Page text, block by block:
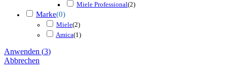
Miele Professional(2)
Marke(0)
Miele(2)
Amica(1)
Anwenden (3)
Abbrechen